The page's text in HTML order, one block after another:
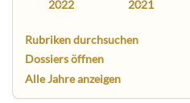
2022 2021
Rubriken durchsuchen
Dossiers öffnen
Alle Jahre anzeigen